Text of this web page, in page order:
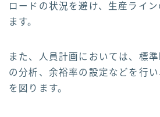
ロードの状況を避け、生産ライ
ます。
また、人員計画においては、標
の分析、余裕率の設定などを行
を図ります。